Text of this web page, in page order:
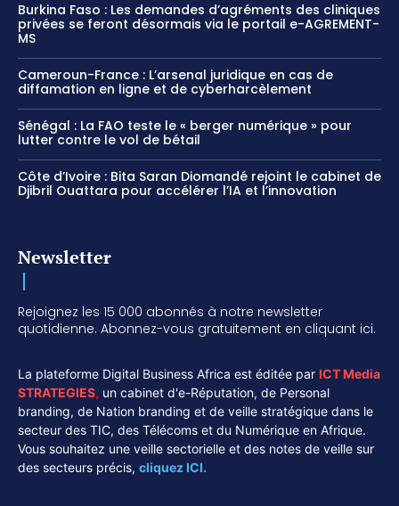
Burkina Faso : Les demandes d’agréments des cliniques
privées se feront désormais via le portail e-AGREMENT-
MS
Cameroun-France : L’arsenal juridique en cas de
diffamation en ligne et de cyberharcèlement
Sénégal : La FAO teste le « berger numérique » pour
lutter contre le vol de bétail
Côte d’Ivoire : Bita Saran Diomandé rejoint le cabinet de
Djibril Ouattara pour accélérer l’IA et l’innovation
Newsletter
Rejoignez les 15 000 abonnés à notre newsletter
quotidienne. Abonnez-vous gratuitement en cliquant ici.
La plateforme Digital Business Africa est éditée par ICT Media
STRATEGIES, un cabinet d'e-Réputation, de Personal
branding, de Nation branding et de veille stratégique dans le
secteur des TIC, des Télécoms et du Numérique en Afrique.
Vous souhaitez une veille sectorielle et des notes de veille sur
des secteurs précis, cliquez ICI.